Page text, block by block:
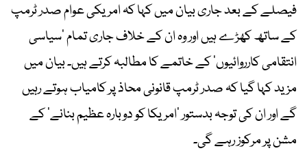
فیصلے کے بعد جاری بیان میں کہا کہ امریکی عوام صدر ٹرمپ
کے ساتھ کھڑے ہیں اور وہ ان کے خلاف جاری تمام ’سیاسی
انتقامی کارروائیوں‘ کے خاتمے کا مطالبہ کرتے ہیں۔ بیان میں
مزید کہا گیا کہ صدر ٹرمپ قانونی محاذ پر کامیاب ہوتے رہیں
گے اور ان کی توجہ بدستور ’امریکا کو دوبارہ عظیم بنانے‘ کے
مشن پر مرکوز رہے گی۔